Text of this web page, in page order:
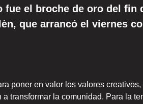
fue el broche de oro del fin
que arrancó el viernes
poner en valor los valores
transformar la comunidad. Para la